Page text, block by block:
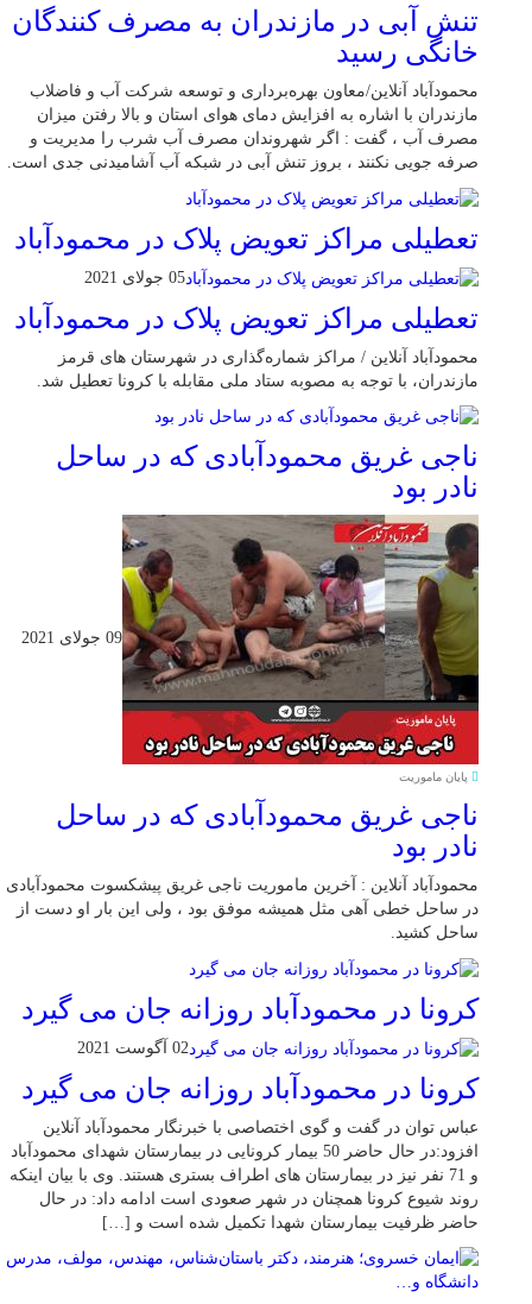
تنش آبی در مازندران به مصرف كنندگان
خانگی رسيد
محمودآباد آنلاین/معاون بهره‌برداری و توسعه شرکت آب و فاضلاب
مازندران با اشاره به افزایش دمای هوای استان و بالا رفتن میزان
مصرف آب ، گفت : اگر شهروندان مصرف آب شرب را مدیریت و
صرفه جویی نکنند ، بروز تنش آبی در شبکه آب آشامیدنی جدی است.
تعطیلی مراکز تعویض پلاک در محمودآباد
05 جولای 2021
تعطیلی مراکز تعویض پلاک در محمودآباد
محمودآباد آنلاین / مراکز شماره‌گذاری در شهر‌ستان های قرمز
مازندران، با توجه به مصوبه ستاد ملی مقابله با کرونا تعطیل شد.
ناجی غریق محمودآبادی که در ساحل
نادر بود
09 جولای 2021
پایان ماموریت
ناجی غریق محمودآبادی که در ساحل
نادر بود
محمودآباد آنلاین : آخرین ماموریت ناجی غریق پیشکسوت محمودآبادی
در ساحل خطی آهی مثل همیشه موفق بود ، ولی این بار او دست از
ساحل کشید.
کرونا در محمودآباد روزانه جان می گیرد
02 آگوست 2021
کرونا در محمودآباد روزانه جان می گیرد
عباس توان در گفت و گوی اختصاصی با خبرنگار محمودآباد آنلاین
افزود:در حال حاضر 50 بیمار کرونایی در بیمارستان شهدای محمودآباد
و 71 نفر نیز در بیمارستان های اطراف بستری هستند. وی با بیان اینکه
روند شیوع کرونا همچنان در شهر صعودی است ادامه داد: در حال
حاضر ظرفیت بیمارستان شهدا تکمیل شده است و […]